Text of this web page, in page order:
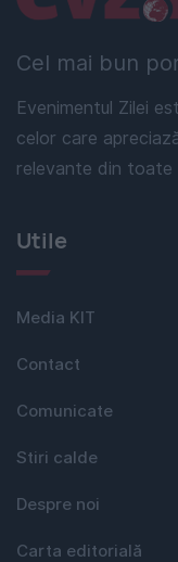
Cel mai bun
Evenimentul Zilei
celor care
relevante din
Utile
Media KIT
Contact
Comunicate
Stiri calde
Despre noi
Carta editorială